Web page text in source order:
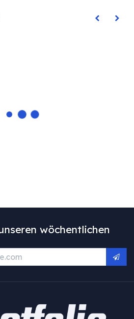
wöchentlichen